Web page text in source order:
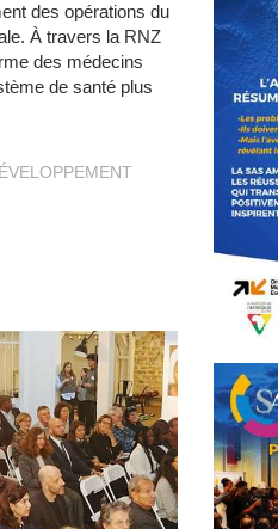
des opérations du
À travers la RNZ
des médecins
de santé plus